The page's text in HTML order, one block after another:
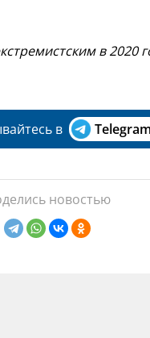
в 2020
в Telegram
новостью